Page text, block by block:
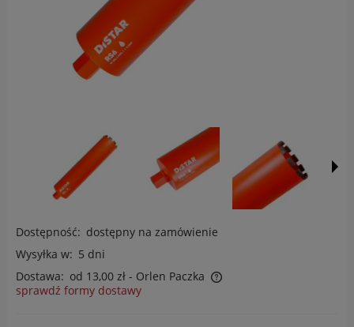
Dostępność: dostępny na zamówienie
Wysyłka w: 5 dni
Dostawa: od 13,00 zł - Orlen Paczka
Cena nie zawiera ewentualnych kosztów płatności
sprawdź formy dostawy